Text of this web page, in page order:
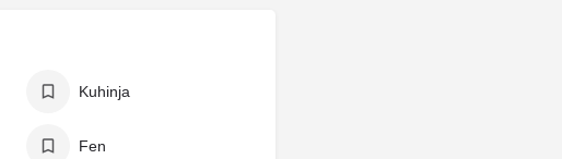
Kuhinja
Fen